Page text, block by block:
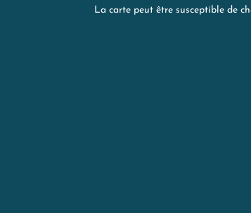
La carte peut être susceptible de